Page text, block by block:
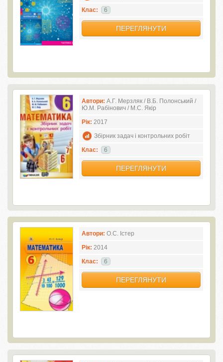
Клас:
6
ПЕРЕГЛЯНУТИ
Автори: А.Г. Мерзляк / В.Б. Полонський /
Ю.М. Рабінович / М.С. Якір
Рік: 2017
Збірник задач і контрольних робіт
Клас:
6
ПЕРЕГЛЯНУТИ
Автори: О.С. Істер
Рік: 2014
Клас:
6
ПЕРЕГЛЯНУТИ